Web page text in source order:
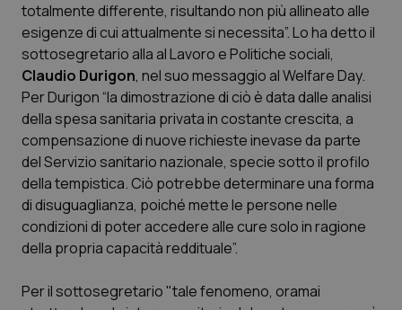
Abruzzo
Basilicata
Calabria
Campania
Emilia-Romagna
Friuli Venezia Giulia
Lazio
QS Pro Gold
Artrite & artrosi
Asma & BPCO
Car-T
Colesterolo & coronaropatie
Dermatite Atopica
Diabete & glucometri
QS Club Newsletter
totalmente differente, risultando non più allineato alle
esigenze di cui attualmente si necessita”. Lo ha detto il
sottosegretario alla al Lavoro e Politiche sociali,
Claudio Durigon, nel suo messaggio al Welfare Day.
Per Durigon “la dimostrazione di ciò è data dalle analisi
della spesa sanitaria privata in costante crescita, a
compensazione di nuove richieste inevase da parte
del Servizio sanitario nazionale, specie sotto il profilo
della tempistica. Ciò potrebbe determinare una forma
di disuguaglianza, poiché mette le persone nelle
condizioni di poter accedere alle cure solo in ragione
della propria capacità reddituale”.
Per il sottosegretario "tale fenomeno, oramai